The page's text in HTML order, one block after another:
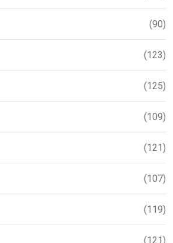
(90)
(123)
(125)
(109)
(121)
(107)
(119)
(121)